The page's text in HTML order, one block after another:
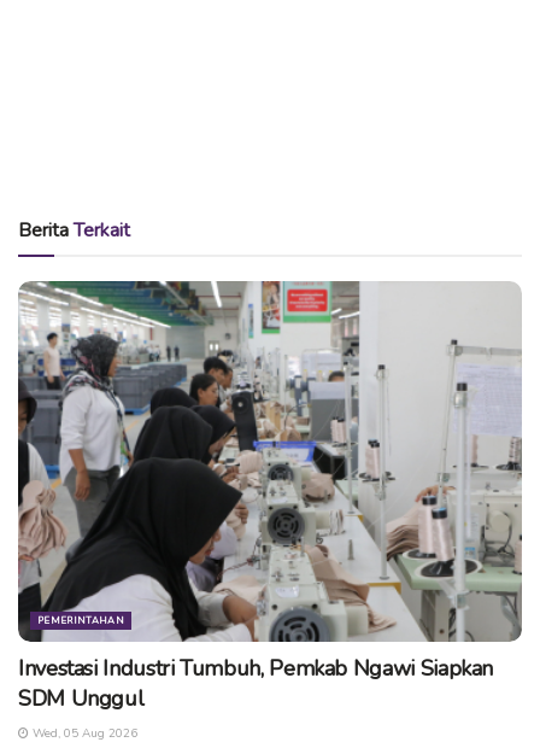
yang tidak terlalu mesra walaupun sebetulnya secara
entitas kultural, PKB dan NU itu wataknya sama yakni
kalangan Islam yang berada di pedesaan.
“Ketika muncul konflik ini, ini merupakan konflik
terbesar kedua setelah dulu Gus Dur. Dulu PKB
dengan Gus Dur. Sekarang organisasi dengan
organisasi. Pada bertanya mana ayam, mana telur. Jadi
rumit sekali,” ujarnya.
Dia mengemukakan dalam konteks komunikasi politik,
saat ini harusnya menjadi titik krisis, di mana
diselesaikan dengan negosiasi dan pembicaraan.
“Karena kalau konflik terus yang rugi ya kedua belah
pihak. Lapak-nya sama, kulturnya sama, banyak orang
NU di PKB. Maka harus ada kejelasan,” ucapnya.
BeritaTerkait
PEMERINTAHAN
Investasi Industri Tumbuh, Pemkab Ngawi Siapkan
SDM Unggul
Wed, 05 Aug 2026